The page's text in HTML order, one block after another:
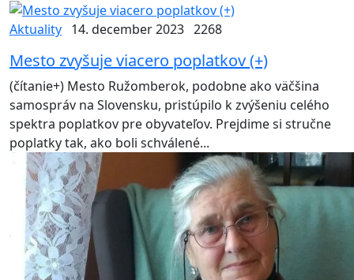
Aktuality 14. december 2023 2268
Mesto zvyšuje viacero poplatkov (+)
(čítanie+) Mesto Ružomberok, podobne ako väčšina
samospráv na Slovensku, pristúpilo k zvýšeniu celého
spektra poplatkov pre obyvateľov. Prejdime si stručne
poplatky tak, ako boli schválené...